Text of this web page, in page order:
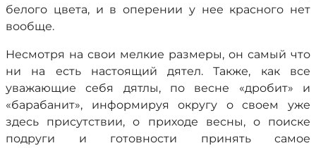
белого цвета, и в оперении у нее красного нет
вообще.
Несмотря на свои мелкие размеры, он самый что
ни на есть настоящий дятел. Также, как все
уважающие себя дятлы, по весне «дробит» и
«барабанит», информируя округу о своем уже
здесь присутствии, о приходе весны, о поиске
подруги и готовности принять самое